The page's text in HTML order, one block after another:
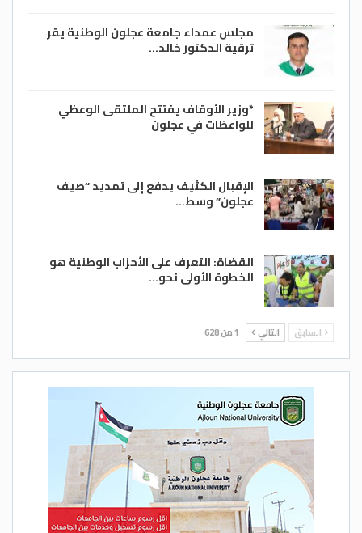
مجلس عمداء جامعة عجلون الوطنية يقر
ترقية الدكتور خالد…
*وزير الأوقاف يفتتح الملتقى الوعظي
للواعظات في عجلون
الإقبال الكثيف يدفع إلى تمديد “صيف
عجلون” وسط…
القضاة: التعرف على الأحزاب الوطنية هو
الخطوة الأولى نحو…
السابق التالي 1 من 628